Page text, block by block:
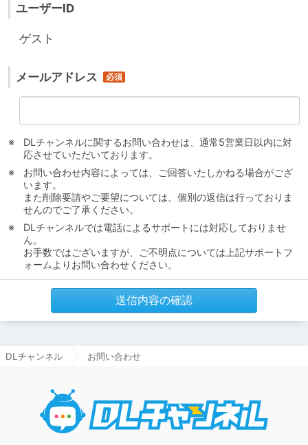
ユーザーID
ゲスト
メールアドレス
DLチャンネルに関するお問い合わせは、通常5営業日以内に対
応させていただいております。
お問い合わせ内容によっては、ご回答いたしかねる場合がござ
います。
また削除要請やご要望については、個別の返信は行っておりま
せんのでご了承ください。
DLチャンネルでは電話によるサポートには対応しておりませ
ん。
お手数ではございますが、ご不明点については上記サポートフ
ォームよりお問い合わせください。
送信内容の確認
DLチャンネル お問い合わせ